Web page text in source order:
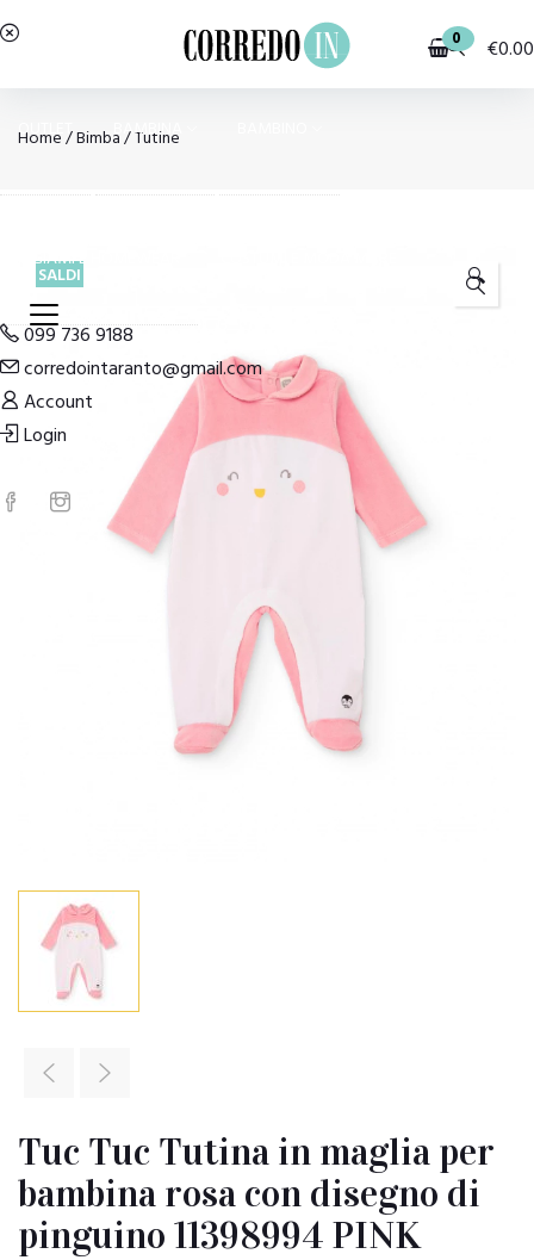
0 €0.00
OUTLET BAMBINA
PIGIAMI E HOMEWEAR
099 736 9188
corredointaranto@gmail.com
Account
Login
Home/Bimba/Tutine
SALDI 🔍
Tuc Tuc Tutina in maglia per
bambina rosa con disegno di
pinguino 11398994 PINK